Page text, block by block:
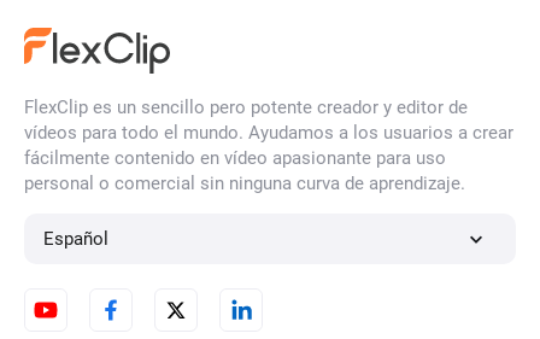
FlexClip es un sencillo pero potente creador y editor de
vídeos para todo el mundo. Ayudamos a los usuarios a crear
fácilmente contenido en vídeo apasionante para uso
personal o comercial sin ninguna curva de aprendizaje.
Español